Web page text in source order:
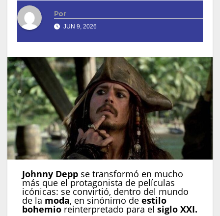
Por
JUN 9, 2026
Johnny Depp se transformó en mucho
más que el protagonista de películas
icónicas: se convirtió, dentro del mundo
de la moda, en sinónimo de estilo
bohemio reinterpretado para el siglo XXI.